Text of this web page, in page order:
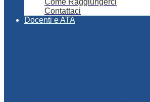
Come Raggiungerci
Contattaci
Docenti e ATA